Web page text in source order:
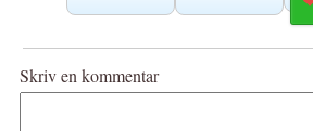
Skriv en kommentar